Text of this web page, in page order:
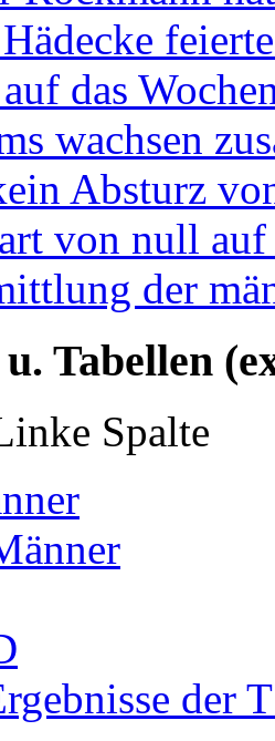
das
wachsen
Absturz
von null auf
der
Tabellen
Spalte
der